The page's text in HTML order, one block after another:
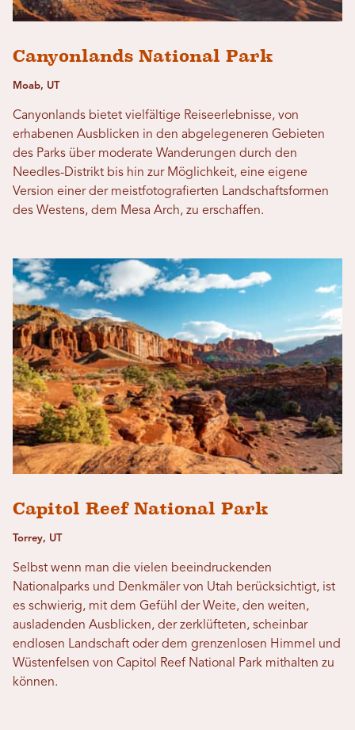
Canyonlands National Park
Moab, UT
Canyonlands bietet vielfältige Reiseerlebnisse, von
erhabenen Ausblicken in den abgelegeneren Gebieten
des Parks über moderate Wanderungen durch den
Needles-Distrikt bis hin zur Möglichkeit, eine eigene
Version einer der meistfotografierten Landschaftsformen
des Westens, dem Mesa Arch, zu erschaffen.
Capitol Reef National Park
Torrey, UT
Selbst wenn man die vielen beeindruckenden
Nationalparks und Denkmäler von Utah berücksichtigt, ist
es schwierig, mit dem Gefühl der Weite, den weiten,
ausladenden Ausblicken, der zerklüfteten, scheinbar
endlosen Landschaft oder dem grenzenlosen Himmel und
Wüstenfelsen von Capitol Reef National Park mithalten zu
können.